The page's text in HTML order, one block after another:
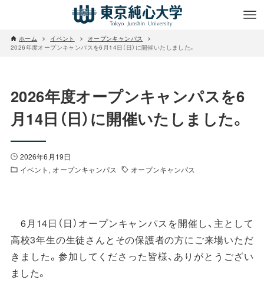
ホーム イベント
オープンキャンパス
2026年度オープンキャンパスを6月14日（日）に開催いたしました。
2026年度オープンキャンパスを6
月14日（日）に開催いたしました。
2026年6月19日
イベント
オープンキャンパス オープンキャンパス
6月14日（日）オープンキャンパスを開催し、主として
高校3年生の生徒さんとその保護者の方にご来場いただ
きました。参加してくださった皆様、ありがとうござい
ました。